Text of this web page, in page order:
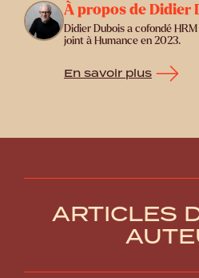
À propos de Didier
Didier Dubois a cofondé
joint à Humance en 2023.
En savoir plus
ARTICLES